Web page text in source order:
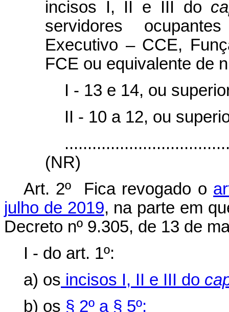
incisos I, II e III do
servidores
Executivo – CCE,
FCE ou equivalente de
I - 13 e 14, ou
II - 10 a 12, ou
(NR)
Art. 2º Fica revogado o
julho de 2019, na parte em
Decreto nº 9.305, de 13 de
I - do art. 1º:
a) os incisos I, II e III do
b) os § 2º a § 5º;